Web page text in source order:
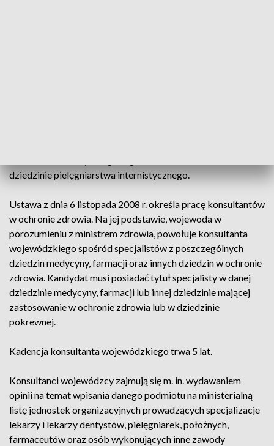
dziedzinie pielęgniarstwa internistycznego.
Ustawa z dnia 6 listopada 2008 r. określa pracę konsultantów
w ochronie zdrowia. Na jej podstawie, wojewoda w
porozumieniu z ministrem zdrowia, powołuje konsultanta
wojewódzkiego spośród specjalistów z poszczególnych
dziedzin medycyny, farmacji oraz innych dziedzin w ochronie
zdrowia. Kandydat musi posiadać tytuł specjalisty w danej
dziedzinie medycyny, farmacji lub innej dziedzinie mającej
zastosowanie w ochronie zdrowia lub w dziedzinie
pokrewnej.
Kadencja konsultanta wojewódzkiego trwa 5 lat.
Konsultanci wojewódzcy zajmują się m. in. wydawaniem
opinii na temat wpisania danego podmiotu na ministerialną
listę jednostek organizacyjnych prowadzących specjalizacje
lekarzy i lekarzy dentystów, pielęgniarek, położnych,
farmaceutów oraz osób wykonujących inne zawody